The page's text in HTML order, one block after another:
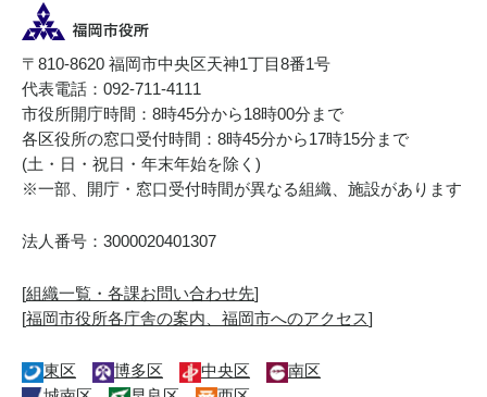
〒810-8620 福岡市中央区天神1丁目8番1号
代表電話：092-711-4111
市役所開庁時間：8時45分から18時00分まで
各区役所の窓口受付時間：8時45分から17時15分まで
(土・日・祝日・年末年始を除く)
※一部、開庁・窓口受付時間が異なる組織、施設があります
法人番号：3000020401307
[組織一覧・各課お問い合わせ先]
[福岡市役所各庁舎の案内、福岡市へのアクセス]
東区 博多区 中央区
南区